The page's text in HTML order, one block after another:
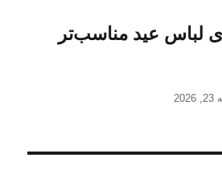
لباس عید مناسب‌تر